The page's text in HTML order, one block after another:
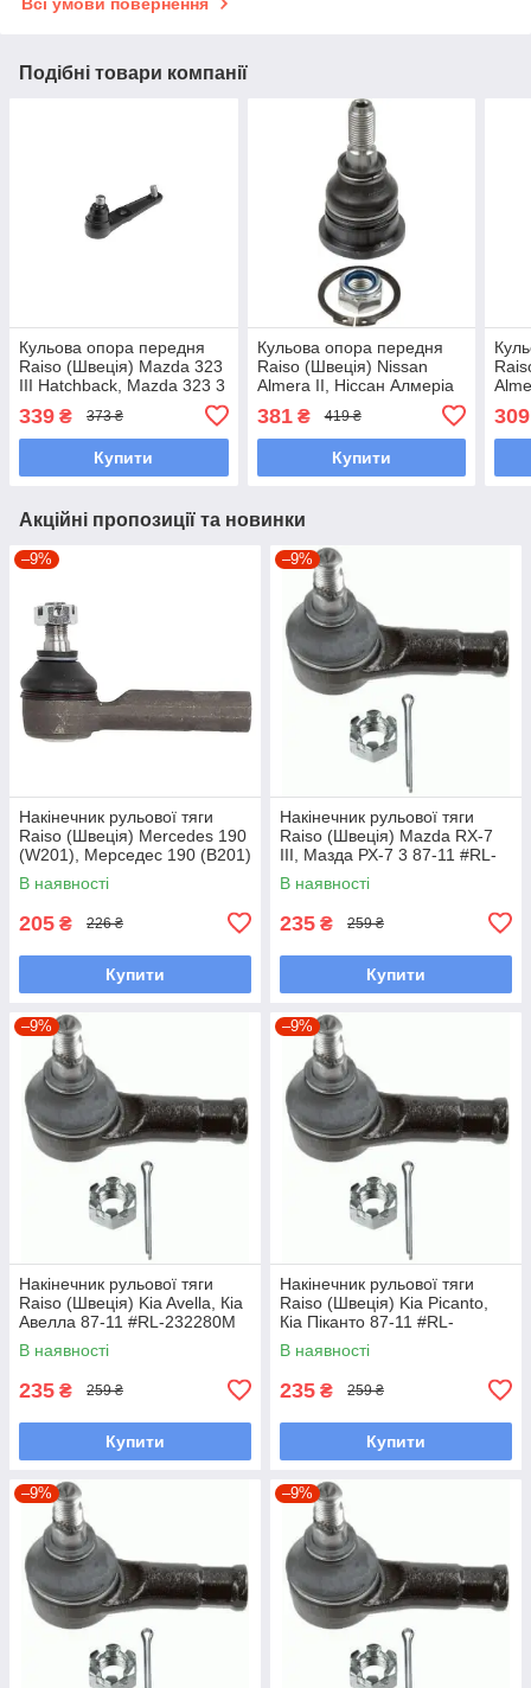
Подібні товари компанії
Кульова опора передня
Raiso (Швеція) Mazda 323
III Hatchback, Mazda 323 3
455550N UADRCZO7
339 ₴ 373 ₴
Купити
Кульова опора передня
Raiso (Швеція) Nissan
Almera II, Ніссан Алмеріа
UAIBFZL7
381₴ 419 ₴
Купити
309
Акційні пропозиції та новинки
–9%
Накінечник рульової тяги
Raiso (Швеція) Mercedes 190
(W201), Мерседес 190 (В201)
82-93 #RL-338110M
UAFWFCZ7
В наявності
205 ₴ 226 ₴
Купити
–9%
Накінечник рульової тяги
Raiso (Швеція) Mazda RX-7
III, Мазда РХ-7 3 87-11 #RL-
232280M UACYWKM7
В наявності
235 ₴ 259 ₴
Купити
–9%
Накінечник рульової тяги
Raiso (Швеція) Kia Avella, Кіа
Авелла 87-11 #RL-232280M
UAOBSGK7
В наявності
235 ₴ 259 ₴
Купити
–9%
Накінечник рульової тяги
Raiso (Швеція) Kia Picanto,
Кіа Піканто 87-11 #RL-
232280M UAOBSGK7
В наявності
235 ₴ 259 ₴
Купити
–9% –9%